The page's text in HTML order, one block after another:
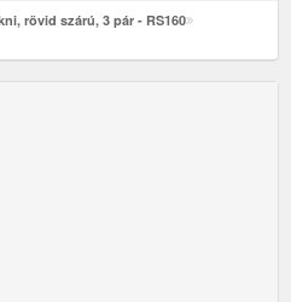
rövid szárú, 3 pár - RS160